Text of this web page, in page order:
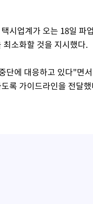
시업계가 오는 18일 파
소화할 것을 지시했다.
단에 대응하고 있다"면
록 가이드라인을 전달